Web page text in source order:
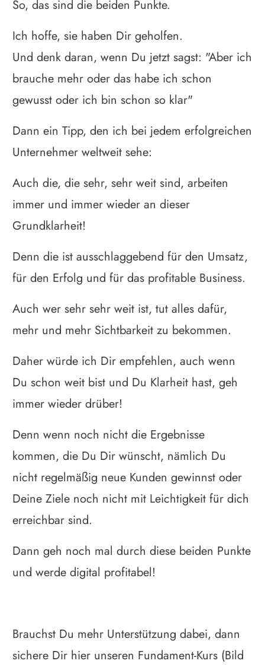
So, das sind die beiden Punkte.
Ich hoffe, sie haben Dir geholfen.
Und denk daran, wenn Du jetzt sagst: "Aber ich
brauche mehr oder das habe ich schon
gewusst oder ich bin schon so klar"
Dann ein Tipp, den ich bei jedem erfolgreichen
Unternehmer weltweit sehe:
Auch die, die sehr, sehr weit sind, arbeiten
immer und immer wieder an dieser
Grundklarheit!
Denn die ist ausschlaggebend für den Umsatz,
für den Erfolg und für das profitable Business.
Auch wer sehr sehr weit ist, tut alles dafür,
mehr und mehr Sichtbarkeit zu bekommen.
Daher würde ich Dir empfehlen, auch wenn
Du schon weit bist und Du Klarheit hast, geh
immer wieder drüber!
Denn wenn noch nicht die Ergebnisse
kommen, die Du Dir wünscht, nämlich Du
nicht regelmäßig neue Kunden gewinnst oder
Deine Ziele noch nicht mit Leichtigkeit für dich
erreichbar sind.
Dann geh noch mal durch diese beiden Punkte
und werde digital profitabel!
Brauchst Du mehr Unterstützung dabei, dann
sichere Dir hier unseren Fundament-Kurs (Bild